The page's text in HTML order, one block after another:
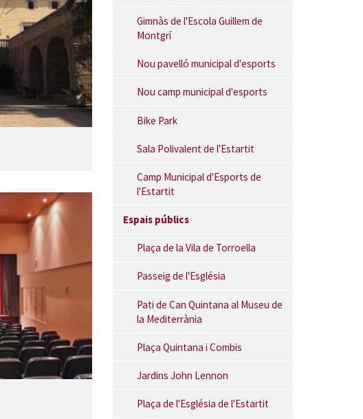
Gimnàs de l'Escola Guillem de
Montgrí
Nou pavelló municipal d'esports
Nou camp municipal d'esports
Bike Park
Sala Polivalent de l'Estartit
Camp Municipal d'Esports de
l'Estartit
Espais públics
Plaça de la Vila de Torroella
Passeig de l'Església
Pati de Can Quintana al Museu de
la Mediterrània
Plaça Quintana i Combis
Jardins John Lennon
Plaça de l'Església de l'Estartit